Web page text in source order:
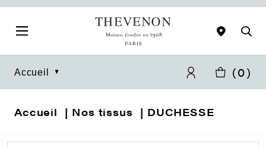
Accueil (0)
Accueil Nos tissus DUCHESSE